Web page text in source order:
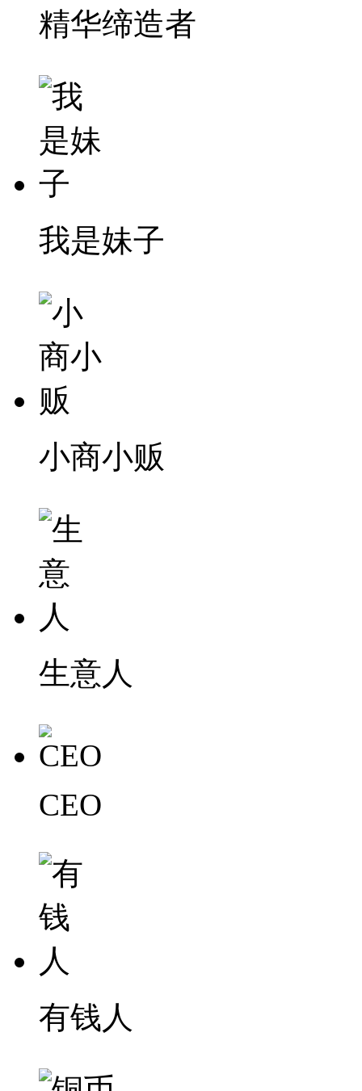
精华缔造者
我是妹子
小商小贩
生意人
CEO
有钱人